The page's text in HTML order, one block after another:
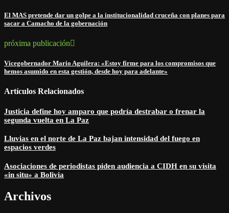
El MAS pretende dar un golpe a la institucionalidad cruceña con planes para
sacar a Camacho de la gobernación
próxima publicación
Vicegobernador Mario Aguilera: «Estoy firme para los compromisos que
hemos asumido en esta gestión, desde hoy para adelante»
Artículos Relacionados
Justicia define hoy amparo que podría destrabar o frenar la
segunda vuelta en La Paz
Lluvias en el norte de La Paz bajan intensidad del fuego en
espacios verdes
Asociaciones de periodistas piden audiencia a CIDH en su visita
«in situ» a Bolivia
Archivos